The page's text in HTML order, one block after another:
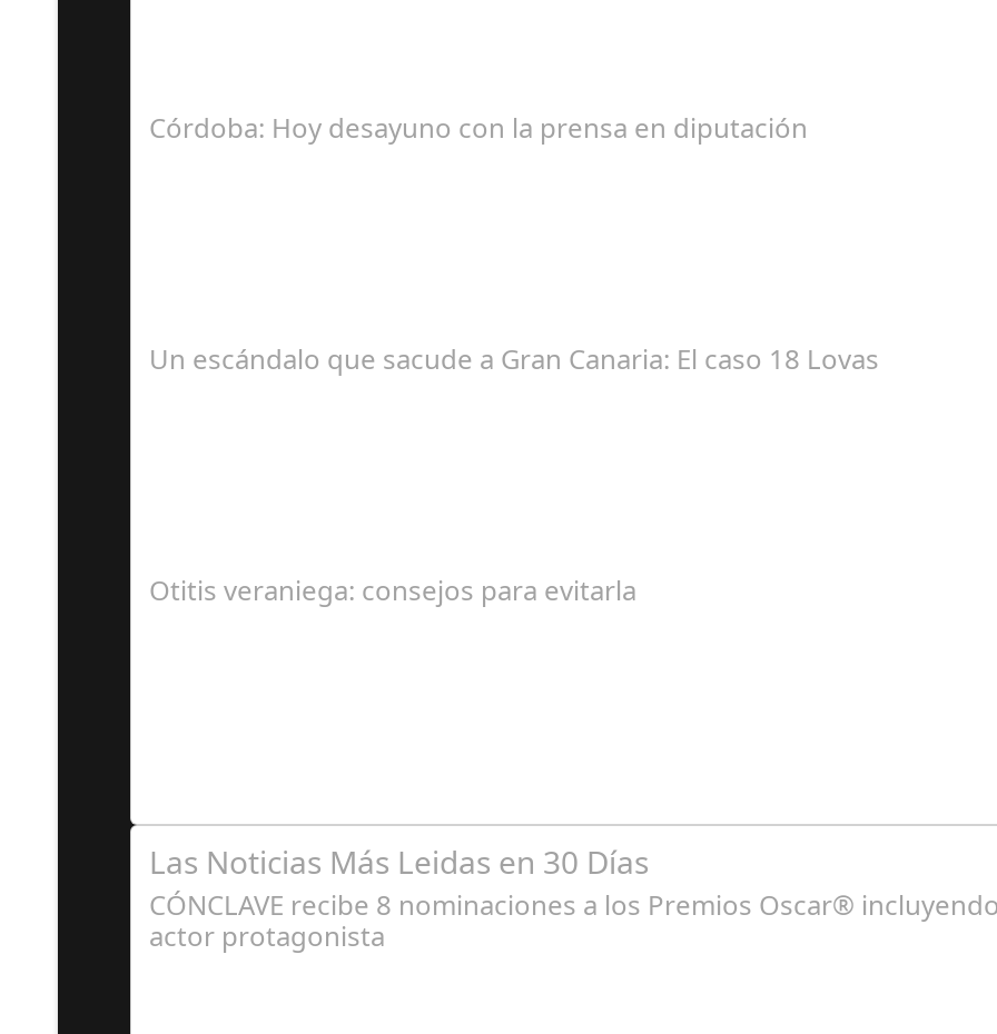
Córdoba: Hoy desayuno con la prensa en diputación
Un escándalo que sacude a Gran Canaria: El caso 18 Lovas
Otitis veraniega: consejos para evitarla
Las Noticias Más Leidas en 30 Días
CÓNCLAVE recibe 8 nominaciones a los Premios Oscar®
actor protagonista